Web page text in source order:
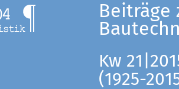
Beiträge
Kw
(1925-